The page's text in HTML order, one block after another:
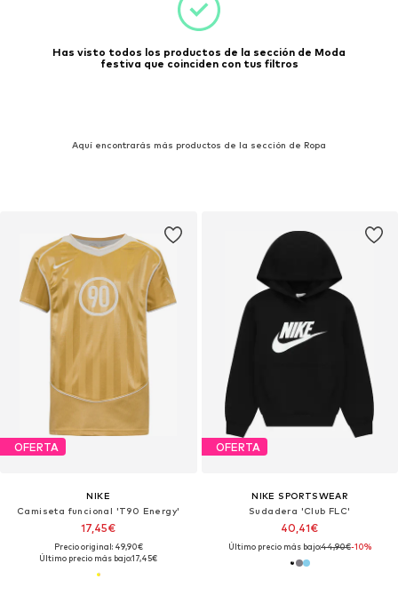
Has visto todos los productos de la sección de Moda
festiva que coinciden con tus filtros
Aquí encontrarás más productos de la sección de Ropa
OFERTA
NIKE
Camiseta funcional 'T90 Energy'
17,45€
Precio original: 49,90€
Último precio más bajo:17,45€
OFERTA
NIKE SPORTSWEAR
Sudadera 'Club FLC'
40,41€
Último precio más bajo:44,90€-10%